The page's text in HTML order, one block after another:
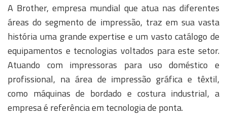
A Brother, empresa mundial que atua nas diferentes
áreas do segmento de impressão, traz em sua vasta
história uma grande expertise e um vasto catálogo de
equipamentos e tecnologias voltados para este setor.
Atuando com impressoras para uso doméstico e
profissional, na área de impressão gráfica e têxtil,
como máquinas de bordado e costura industrial, a
empresa é referência em tecnologia de ponta.